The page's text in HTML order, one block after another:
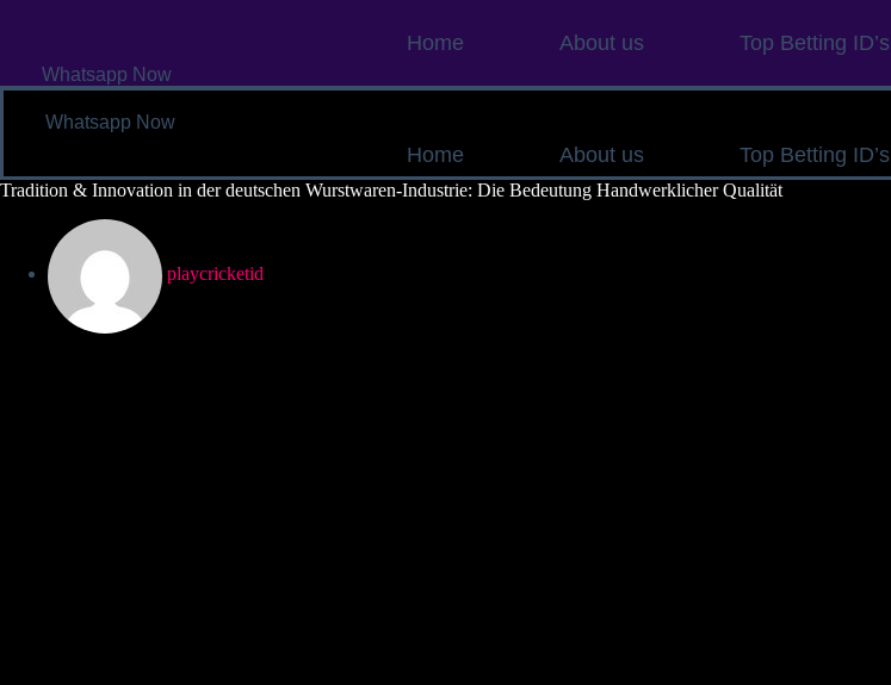
Home About us Top Betting ID’s
Whatsapp Now
Whatsapp Now
Home About us Top Betting ID’s
Tradition & Innovation in der deutschen Wurstwaren-Industrie: Die Bedeutung Handwerklicher Qualität
playcricketid